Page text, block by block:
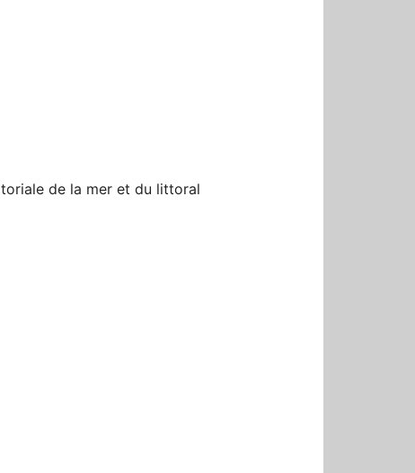
de la mer et du littoral